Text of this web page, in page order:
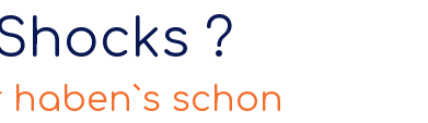
?
haben`s schon